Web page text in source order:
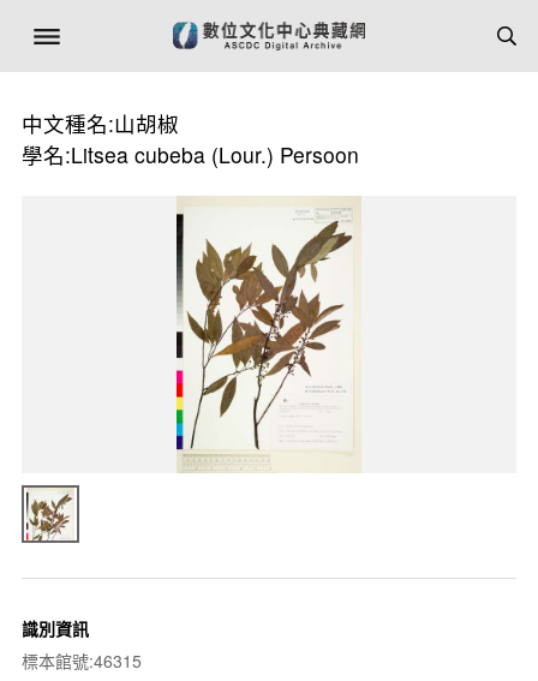
中文種名:山胡椒
學名:Litsea cubeba (Lour.) Persoon
識別資訊
標本館號:46315